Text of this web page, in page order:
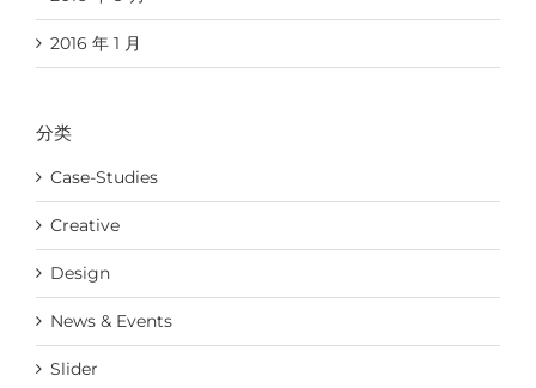
2016 年 1 月
分类
Case-Studies
Creative
Design
News & Events
Slider